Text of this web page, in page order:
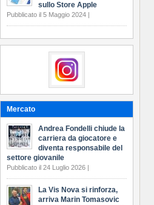
sullo Store Apple
Pubblicato il 5 Maggio 2024 |
Mercato
Andrea Fondelli chiude la
carriera da giocatore e
diventa responsabile del
settore giovanile
Pubblicato il 24 Luglio 2026 |
La Vis Nova si rinforza,
arriva Marin Tomasovic